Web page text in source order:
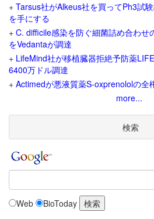
+ Tarsus社がAlkeus社を買ってPh3試
を手にする
+ C. difficile感染を防ぐ細菌詰め合わせ
をVedantaが調達
+ LifeMind社が移植臓器拒絶予防薬
6400万ドル調達
+ Actimedが悪液質薬S-oxprenololの全
more...
検索
Web BioToday